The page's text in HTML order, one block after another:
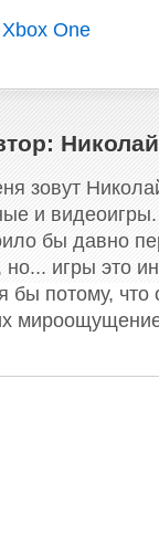
Xbox One
зовут
и
бы давно
но... игры это
бы потому,
мироощущение